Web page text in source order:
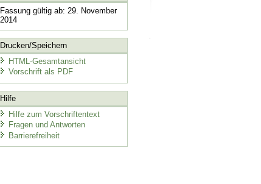
Fassung gültig ab: 29. November
2014
Drucken/Speichern
HTML-Gesamtansicht
Vorschrift als PDF
Hilfe
Hilfe zum Vorschriftentext
Fragen und Antworten
Barrierefreiheit